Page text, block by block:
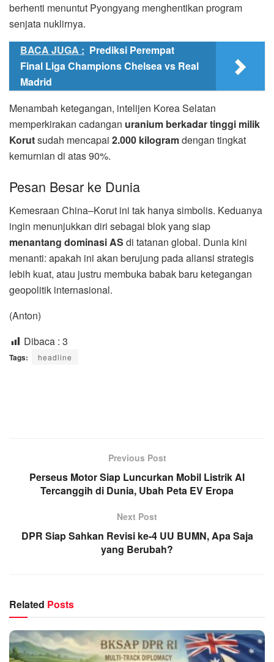
berhenti menuntut Pyongyang menghentikan program
senjata nuklirnya.
BACA JUGA : Prediksi Perempat
Final Liga Champions Chelsea vs Real
Madrid
Menambah ketegangan, intelijen Korea Selatan
memperkirakan cadangan uranium berkadar tinggi milik
Korutsudah mencapai 2.000 kilogramdengan tingkat
kemurnian di atas 90%.
Pesan Besar ke Dunia
Kemesraan China–Korut ini tak hanya simbolis. Keduanya
ingin menunjukkan diri sebagai blok yang siap
menantang dominasi AS di tatanan global. Dunia kini
menanti: apakah ini akan berujung pada aliansi strategis
lebih kuat, atau justru membuka babak baru ketegangan
geopolitik internasional.
(Anton)
Dibaca : 3
Tags: headline
Previous Post
Perseus Motor Siap Luncurkan Mobil Listrik AI
Tercanggih di Dunia, Ubah Peta EV Eropa
Next Post
DPR Siap Sahkan Revisi ke-4 UU BUMN, Apa Saja
yang Berubah?
Related Posts